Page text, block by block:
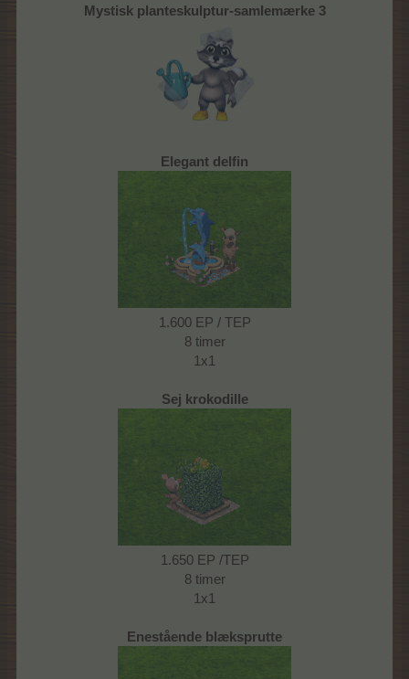
Mystisk planteskulptur-samlemærke 3
Elegant delfin
1.600 EP / TEP
8 timer
1x1
Sej krokodille
1.650 EP /TEP
8 timer
1x1
Enestående blæksprutte